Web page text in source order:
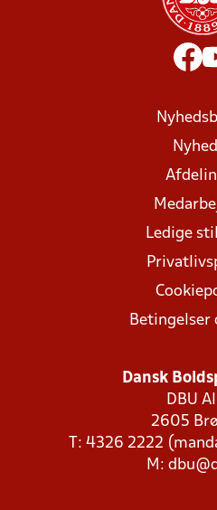
Ledige
Betingelser
Dansk
DBU
2605
T: 4326 2222
M: